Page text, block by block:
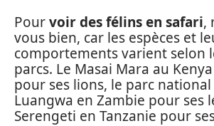
Pourvoir des félins en safari,
vous bien, car les espèces et
comportements varient selon
parcs. Le Masai Mara au
pour ses lions, le parc national
Luangwa en Zambie pour ses
Serengeti en Tanzanie pour